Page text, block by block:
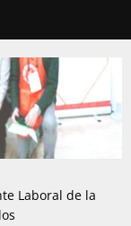
Laboral de la